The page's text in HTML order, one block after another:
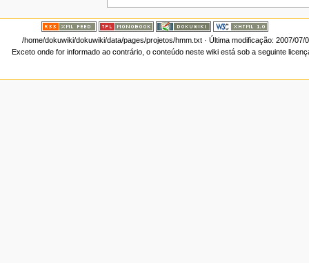
/home/dokuwiki/dokuwiki/data/pages/projetos/hmm.txt· Última modificação: 2007/07/
Exceto onde for informado ao contrário, o conteúdo neste wiki está sob a seguinte